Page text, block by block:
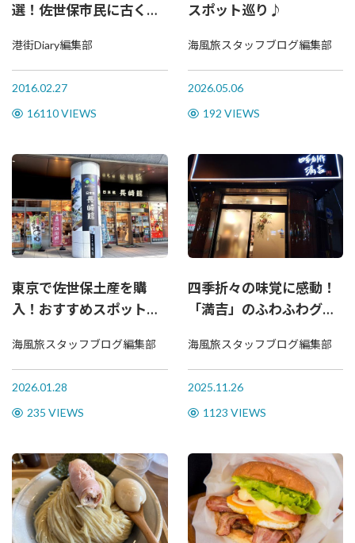
選！佐世保市民に古くか
港街Diary編集部
2016.02.27
16110 VIEWS
スポット巡り♪
海風旅スタッフブログ編集部
2026.05.06
192 VIEWS
東京で佐世保土産を購
入！おすすめスポット
海風旅スタッフブログ編集部
2026.01.28
235 VIEWS
四季折々の味覚に感動！
「満吉」のふわふわグラ
海風旅スタッフブログ編集部
2025.11.26
1123 VIEWS